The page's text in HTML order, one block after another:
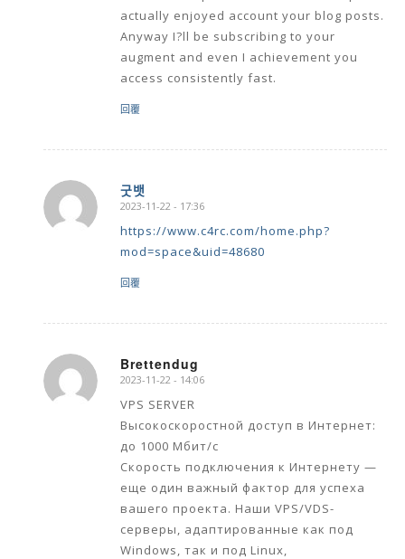
actually enjoyed account your blog posts.
Anyway I?ll be subscribing to your
augment and even I achievement you
access consistently fast.
回覆
굿뱃
says:
2023-11-22 - 17:36
https://www.c4rc.com/home.php?
mod=space&uid=48680
回覆
Brettendug
says:
2023-11-22 - 14:06
VPS SERVER
Высокоскоростной доступ в Интернет:
до 1000 Мбит/с
Скорость подключения к Интернету —
еще один важный фактор для успеха
вашего проекта. Наши VPS/VDS-
серверы, адаптированные как под
Windows, так и под Linux,